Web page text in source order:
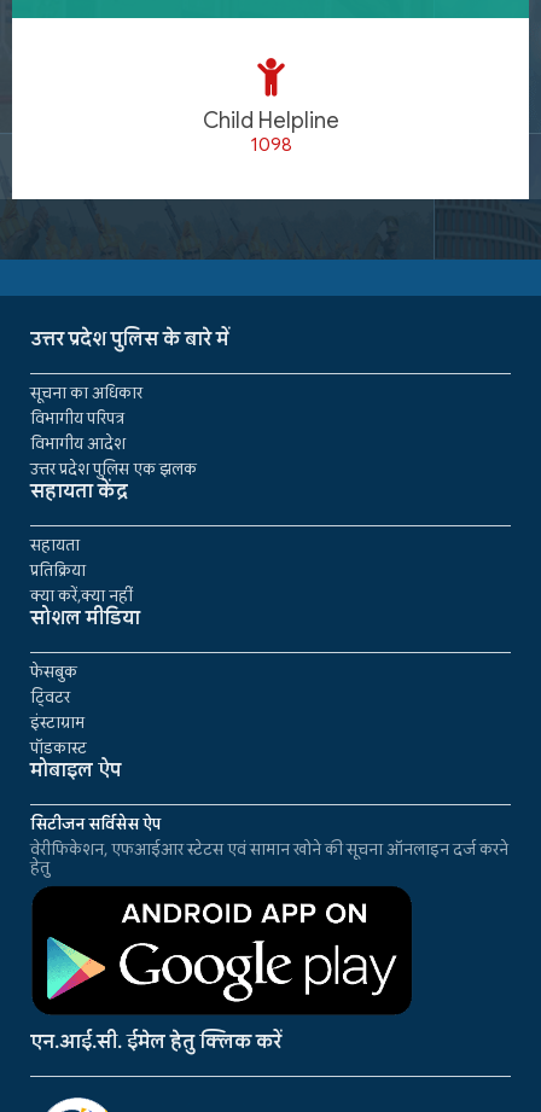
Child Helpline
1098
उत्तर प्रदेश पुलिस के बारे में
सूचना का अधिकार
विभागीय परिपत्र
विभागीय आदेश
उत्तर प्रदेश पुलिस एक झलक
सहायता केंद्र
सहायता
प्रतिक्रिया
क्या करें,क्या नहीं
सोशल मीडिया
फेसबुक
ट्विटर
इंस्टाग्राम
पॉडकास्ट
मोबाइल ऐप
सिटीजन सर्विसेस ऐप
वेरीफिकेशन, एफआईआर स्टेटस एवं सामान खोने की सूचना ऑनलाइन दर्ज करने
हेतु
एन.आई.सी. ईमेल हेतु क्लिक करें